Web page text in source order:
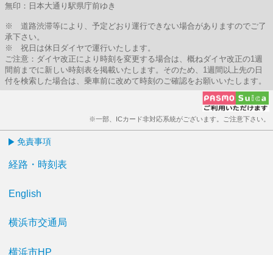
無印：日本大通り駅県庁前ゆき
※ 道路渋滞等により、予定どおり運行できない場合がありますのでご了
承下さい。
※ 祝日は休日ダイヤで運行いたします。
ご注意：ダイヤ改正により時刻を変更する場合は、概ねダイヤ改正の1週
間前までに新しい時刻表を掲載いたします。そのため、1週間以上先の日
付を検索した場合は、乗車前に改めて時刻のご確認をお願いいたします。
※一部、ICカード非対応系統がございます。ご注意下さい。
免責事項
経路・時刻表
English
横浜市交通局
横浜市HP